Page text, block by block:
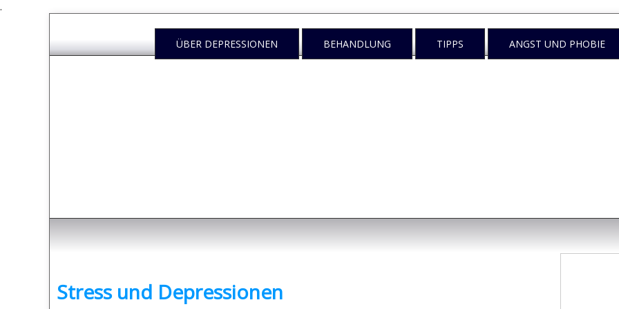
.
ÜBER DEPRESSIONEN BEHANDLUNG TIPPS ANGST UND PHOBIE
Stress und Depressionen